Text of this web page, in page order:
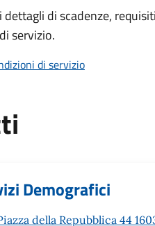
dettagli di scadenze,
servizio.
di servizio
Demografici
della Repubblica 44